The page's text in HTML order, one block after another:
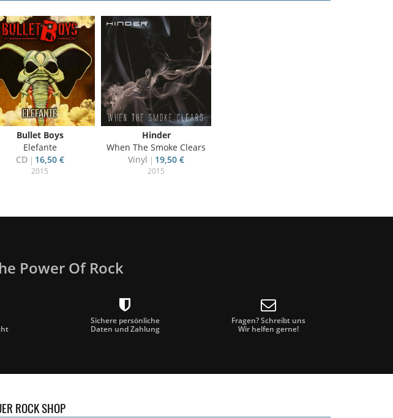
Bullet Boys
Elefante
CD
16,50 €
2015
Hinder
When The Smoke Clears
Vinyl
19,50 €
2015
Power Of Rock
Sichere persönliche
Daten und Zahlung
Fragen? Schreibt uns
Wir helfen gerne!
ROCK SHOP